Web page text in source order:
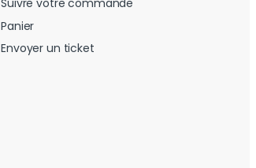
Suivre votre commande
Panier
Envoyer un ticket